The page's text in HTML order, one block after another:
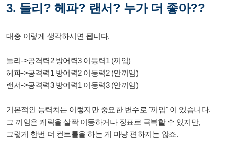
3. 둘리? 헤파? 랜서? 누가 더 좋아??
대충 이렇게 생각하시면 됩니다.
둘리->공격력2 방어력3 이동력1 (끼임)
헤파->공격력1 방어력2 이동력2 (안끼임)
랜서->공격력3 방어력1 이동력3 (안끼임)
기본적인 능력치는 이렇지만 중요한 변수로 "끼임" 이 있습니다.
그 끼임은 케릭을 살짝 이동하거나 징표로 극복할 수 있지만,
그렇게 한번 더 컨트롤을 하는 게 마냥 편하지는 않죠.